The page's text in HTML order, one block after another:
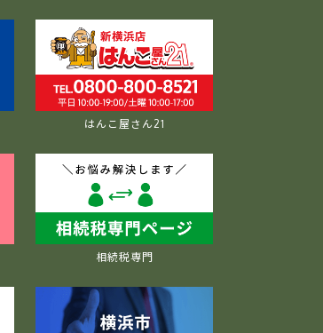
はんこ屋さん21
相続税専門